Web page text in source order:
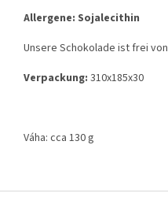
Allergene: Sojalecithin
Unsere Schokolade ist frei
Verpackung: 310x185x30
Váha: cca 130 g